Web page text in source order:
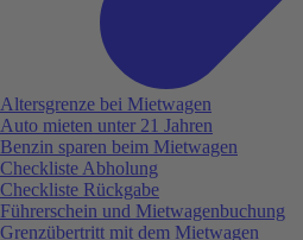
Altersgrenze bei Mietwagen
Auto mieten unter 21 Jahren
Benzin sparen beim Mietwagen
Checkliste Abholung
Checkliste Rückgabe
Führerschein und Mietwagenbuchung
Grenzübertritt mit dem Mietwagen